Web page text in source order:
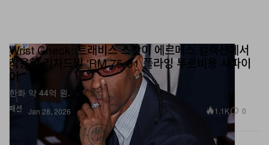
패션
Wrist Check: 트래비스 스캇이 에르메스 컬렉션에서
착용한 리차드밀 ‘RM 75-01 플라잉 투르비용 사파이
어
한화 약 44억 원.
Jan 28, 2026 1.1K 0